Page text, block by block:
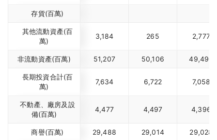
存貨(百萬)
其他流動資產(百
萬)
3,184 265 2,777
非流動資產(百萬) 51,207 50,106 49,490
長期投資合計(百
萬)
7,634 6,722 7,058
不動產、廠房及設
備(百萬)
4,477 4,497 4,396
商譽(百萬) 29,488 29,014 29,028